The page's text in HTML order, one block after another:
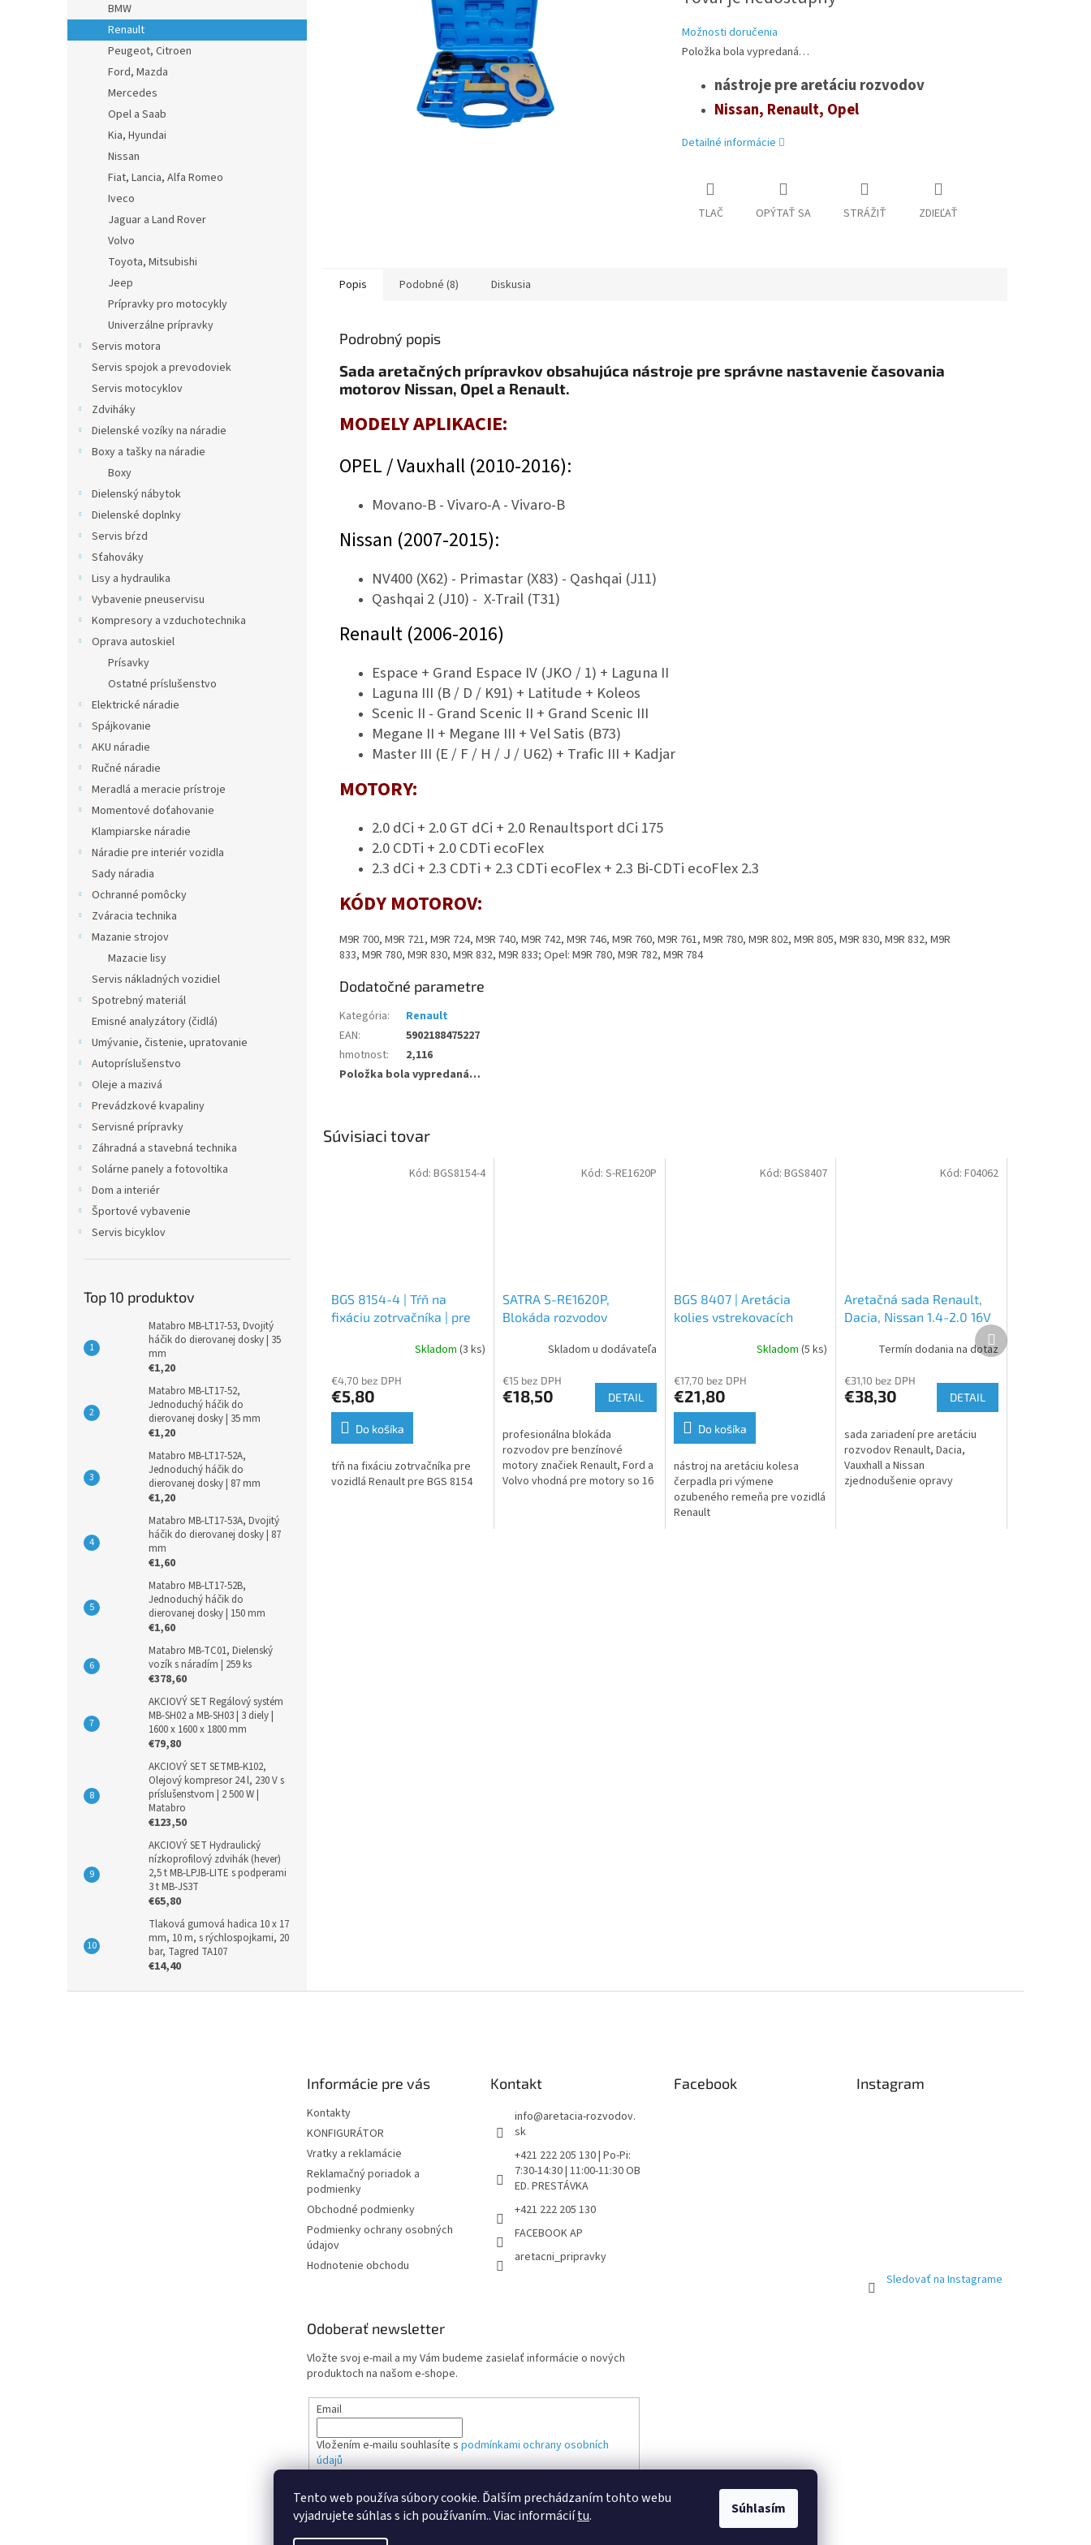
Tento web používa súbory cookie. Ďalším prechádzaním tohto webu
vyjadrujete súhlas s ich používaním.. Viac informáciítu. Súhlasím
BMW
Renault
Peugeot, Citroen
Ford, Mazda
Mercedes
Opel a Saab
Kia, Hyundai
Nissan
Fiat, Lancia, Alfa Romeo
Iveco
Jaguar a Land Rover
Volvo
Toyota, Mitsubishi
Jeep
Prípravky pro motocykly
Univerzálne prípravky
Servis motora
Servis spojok a prevodoviek
Servis motocyklov
Zdviháky
Dielenské vozíky na náradie
Boxy a tašky na náradie
Boxy
Dielenský nábytok
Dielenské doplnky
Servis bŕzd
Sťahováky
Lisy a hydraulika
Vybavenie pneuservisu
Kompresory a vzduchotechnika
Oprava autoskiel
Prísavky
Ostatné príslušenstvo
Elektrické náradie
Spájkovanie
AKU náradie
Ručné náradie
Meradlá a meracie prístroje
Momentové doťahovanie
Klampiarske náradie
Náradie pre interiér vozidla
Sady náradia
Ochranné pomôcky
Zváracia technika
Mazanie strojov
Mazacie lisy
Servis nákladných vozidiel
Spotrebný materiál
Emisné analyzátory (čidlá)
Umývanie, čistenie, upratovanie
Autopríslušenstvo
Oleje a mazivá
Prevádzkové kvapaliny
Servisné prípravky
Záhradná a stavebná technika
Solárne panely a fotovoltika
Dom a interiér
Športové vybavenie
Servis bicyklov
Top 10 produktov
Matabro MB-LT17-53, Dvojitý
háčik do dierovanej dosky | 35
mm
€1,20
Matabro MB-LT17-52,
Jednoduchý háčik do
dierovanej dosky | 35 mm
€1,20
Matabro MB-LT17-52A,
Jednoduchý háčik do
dierovanej dosky | 87 mm
€1,20
Matabro MB-LT17-53A, Dvojitý
háčik do dierovanej dosky | 87
mm
€1,60
Matabro MB-LT17-52B,
Jednoduchý háčik do
dierovanej dosky | 150 mm
€1,60
Matabro MB-TC01, Dielenský
vozík s náradím | 259 ks
€378,60
AKCIOVÝ SET Regálový systém
MB-SH02 a MB-SH03 | 3 diely |
1600 x 1600 x 1800 mm
€79,80
AKCIOVÝ SET SETMB-K102,
Olejový kompresor 24 l, 230 V s
príslušenstvom | 2 500 W |
Matabro
€123,50
AKCIOVÝ SET Hydraulický
nízkoprofilový zdvihák (hever)
2,5 t MB-LPJB-LITE s podperami
3 t MB-JS3T
€65,80
Tlaková gumová hadica 10 x 17
mm, 10 m, s rýchlospojkami, 20
bar, Tagred TA107
€14,40
Možnosti doručenia
Položka bola vypredaná…
nástroje pre aretáciu rozvodov
Nissan, Renault, Opel
Detailné informácie
TLAČ OPÝTAŤ SA STRÁŽIŤ ZDIEĽAŤ
Súvisiaci tovar
BGS 8154-4 | Tŕň na
fixáciu zotrvačníka | pre
Skladom (3 ks)
€4,70 bez DPH
€5,80
Do košíka
tŕň na fixáciu zotrvačníka pre
vozidlá Renault pre BGS 8154
Kód: BGS8154-4
SATRA S-RE1620P,
Blokáda rozvodov
benzín 16V a 20V | presné
Skladom u dodávateľa
€15 bez DPH
€18,50 DETAIL
profesionálna blokáda
rozvodov pre benzínové
motory značiek Renault, Ford a
Volvo vhodná pre motory so 16
Kód: S-RE1620P
BGS 8407 | Aretácia
kolies vstrekovacích
Skladom(5 ks)
€17,70 bez DPH
€21,80
Do košíka
nástroj na aretáciu kolesa
čerpadla pri výmene
ozubeného remeňa pre vozidlá
Renault
Kód:BGS8407
Aretačná sada Renault,
Dacia, Nissan 1.4-2.0 16V
Termín dodania na dotaz
€31,10 bez DPH
€38,30 DETAIL
sada zariadení pre aretáciu
rozvodov Renault, Dacia,
Vauxhall a Nissan
zjednodušenie opravy
Kód: F04062
Ďalší
produkt
Popis Podobné (8) Diskusia
Podrobný popis
Sada aretačných prípravkov obsahujúca nástroje pre správne nastavenie časovania
motorov Nissan, Opel a Renault.
MODELY APLIKACIE:
OPEL / Vauxhall (2010-2016):
Movano-B - Vivaro-A - Vivaro-B
Nissan (2007-2015):
NV400 (X62) - Primastar (X83) - Qashqai (J11)
Qashqai 2 (J10) - X-Trail (T31)
Renault (2006-2016)
Espace + Grand Espace IV (JKO / 1) + Laguna II
Laguna III (B / D / K91) + Latitude + Koleos
Scenic II - Grand Scenic II + Grand Scenic III
Megane II + Megane III + Vel Satis (B73)
Master III (E / F / H / J / U62) + Trafic III + Kadjar
MOTORY:
2.0 dCi + 2.0 GT dCi + 2.0 Renaultsport dCi 175
2.0 CDTi + 2.0 CDTi ecoFlex
2.3 dCi + 2.3 CDTi + 2.3 CDTi ecoFlex + 2.3 Bi-CDTi ecoFlex 2.3
KÓDY MOTOROV:
M9R 700, M9R 721, M9R 724, M9R 740, M9R 742, M9R 746, M9R 760, M9R 761, M9R 780, M9R 802, M9R 805, M9R 830, M9R 832, M9R
833, M9R 780, M9R 830, M9R 832, M9R 833; Opel: M9R 780, M9R 782, M9R 784
Dodatočné parametre
Kategória:
Renault
EAN:
5902188475227
hmotnost:
2,116
Položka bola vypredaná…
Informácie pre vás
Kontakty
KONFIGURÁTOR
Vratky a reklamácie
Reklamačný poriadok a
podmienky
Obchodné podmienky
Podmienky ochrany osobných
údajov
Hodnotenie obchodu
Kontakt
info@aretacia-rozvodov.
sk
+421 222 205 130 | Po-Pi:
7:30-14:30 | 11:00-11:30 OB
ED. PRESTÁVKA
+421 222 205 130
FACEBOOK AP
aretacni_pripravky
Facebook Instagram
Sledovať na Instagrame
Odoberať newsletter
Vložte svoj e-mail a my Vám budeme zasielať informácie o nových
produktoch na našom e-shope.
Email
Vložením e-mailu souhlasíte s podmínkami ochrany osobních
údajů
PRIHLÁSIŤ SA